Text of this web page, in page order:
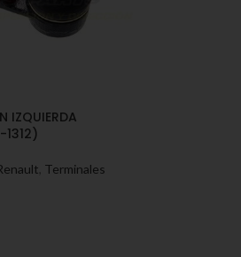
IZQUIERDA
1312)
Terminales